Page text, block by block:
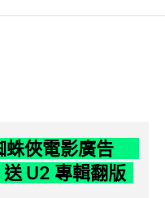
蛛俠電影廣告
U2 專輯翻版